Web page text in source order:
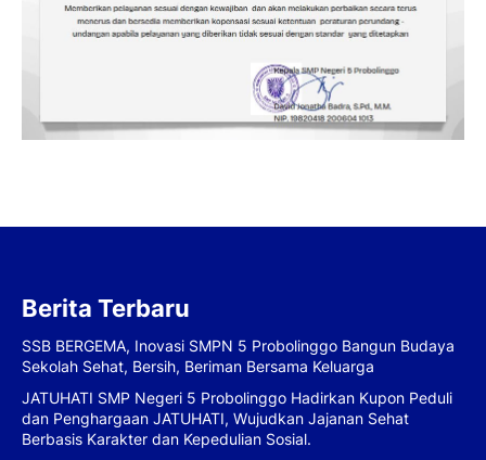
Berita Terbaru
SSB BERGEMA, Inovasi SMPN 5 Probolinggo Bangun Budaya
Sekolah Sehat, Bersih, Beriman Bersama Keluarga
JATUHATI SMP Negeri 5 Probolinggo Hadirkan Kupon Peduli
dan Penghargaan JATUHATI, Wujudkan Jajanan Sehat
Berbasis Karakter dan Kepedulian Sosial.